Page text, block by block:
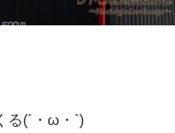
る(´・ω・`)